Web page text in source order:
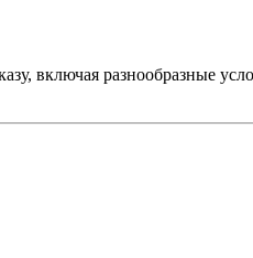
включая разнообразные